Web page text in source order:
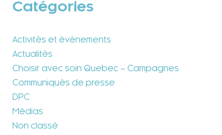
Catégories
Activités et événements
Actualités
Choisir avec soin Quebec – Campagnes
Communiqués de presse
DPC
Médias
Non classé